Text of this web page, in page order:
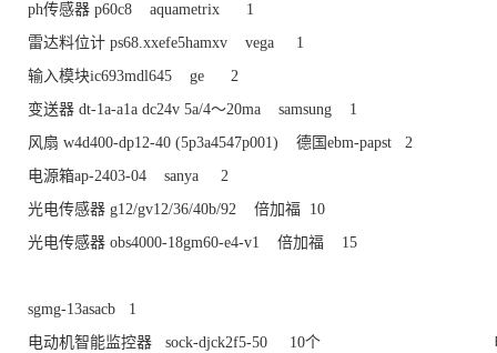
ph传感器 p60c8 aquametrix 1
雷达料位计 ps68.xxefe5hamxv vega 1
输入模块ic693mdl645 ge 2
变送器 dt-1a-a1a dc24v 5a/4～20ma samsung 1
风扇 w4d400-dp12-40 (5p3a4547p001) 德国ebm-papst 2
电源箱ap-2403-04 sanya 2
光电传感器 g12/gv12/36/40b/92 倍加福 10
光电传感器 obs4000-18gm60-e4-v1 倍加福 15
sgmg-13asacb 1
电动机智能监控器 sock-djck2f5-50 10个 电